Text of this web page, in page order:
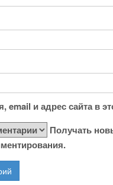
email и адрес сайта в
Получать